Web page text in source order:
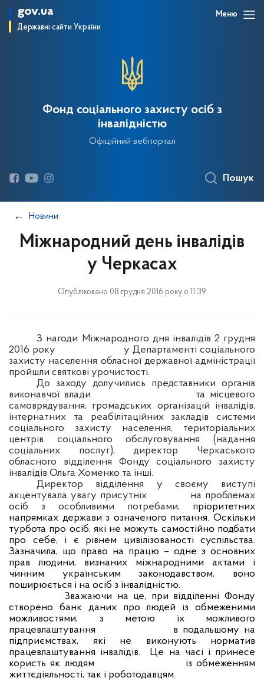
gov.ua
Державні сайти України
Меню
Фонд соціального захисту осіб з
інвалідністю
Офіційний вебпортал
Пошук
Новини
Міжнародний день інвалідів
у Черкасах
Опубліковано 08 грудня 2016 року о 11:39
З нагоди Міжнародного дня інвалідів 2 грудня
2016 року
у Департаменті соціального
захисту населення обласної державної адміністрації
пройшли святкові урочистості.
До заходу долучились представники органів
виконавчої влади
та місцевого
самоврядування, громадських організацій інвалідів,
інтернатних та реабілітаційних закладів системи
соціального захисту населення, територіальних
центрів соціального обслуговування (надання
соціальних послуг), директор Черкаського
обласного відділення Фонду соціального захисту
інвалідів Ольга Хоменко та інші.
Директор відділення у своєму виступі
акцентувала увагу присутніх
на проблемах
осіб з особливими потребами, пріоритетних
напрямках держави з означеного питання. Оскільки
турбота про осіб, які не можуть самостійно подбати
про себе, і є рівнем цивілізованості суспільства.
Зазначила, що право на працю – одне з основних
прав людини, визнаних міжнародними актами і
чинним українським законодавством, воно
поширюється і на осіб з інвалідністю.
Зважаючи на це, при відділенні Фонду
створено банк даних про людей із обмеженими
можливостями, з метою їх можливого
працевлаштування
в подальшому на
підприємствах, які не виконують норматив
працевлаштування інвалідів.
Це на часі і принесе
користь як людям
із обмеженням
життєдіяльності, так і роботодавцям.